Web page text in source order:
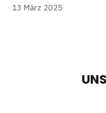
13 März 2025